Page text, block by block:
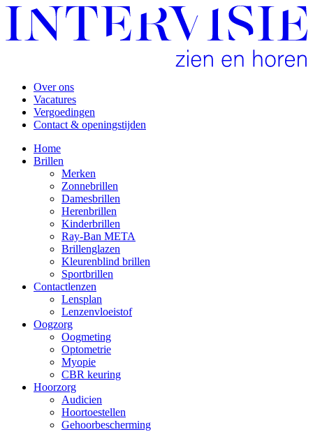
Over ons
Vacatures
Vergoedingen
Contact & openingstijden
Home
Brillen
Merken
Zonnebrillen
Damesbrillen
Herenbrillen
Kinderbrillen
Ray-Ban META
Brillenglazen
Kleurenblind brillen
Sportbrillen
Contactlenzen
Lensplan
Lenzenvloeistof
Oogzorg
Oogmeting
Optometrie
Myopie
CBR keuring
Hoorzorg
Audicien
Hoortoestellen
Gehoorbescherming